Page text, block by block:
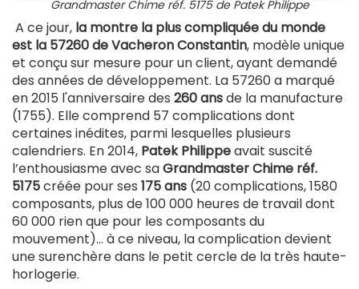
Grandmaster Chime réf. 5175 de Patek Philippe
A ce jour, la montre la plus compliquée du monde
est la 57260 de Vacheron Constantin, modèle unique
et conçu sur mesure pour un client, ayant demandé
des années de développement. La 57260 a marqué
en 2015 l'anniversaire des 260 ansde la manufacture
(1755). Elle comprend 57 complications dont
certaines inédites, parmi lesquelles plusieurs
calendriers. En 2014, Patek Philippeavait suscité
l’enthousiasme avec saGrandmaster Chime réf.
5175créée pour ses 175 ans (20 complications, 1580
composants, plus de 100 000 heures de travail dont
60 000 rien que pour les composants du
mouvement)… à ce niveau, la complication devient
une surenchère dans le petit cercle de la très haute-
horlogerie.